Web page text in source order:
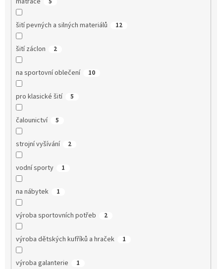
šití pevných a silných materiálů 12
šití záclon 2
na sportovní oblečení 10
pro klasické šití 5
čalounictví 5
strojní vyšívání 2
vodní sporty 1
na nábytek 1
výroba sportovních potřeb 2
výroba dětských kufříků a hraček 1
výroba galanterie 1